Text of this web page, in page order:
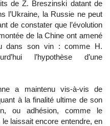
de Z. Breszinski datant de
l’Ukraine, la Russie ne peut
de constater que l’évolution
de la Chine ont amené
dans son vin : comme H.
l’hypothèse d’une
a maintenu vis-à-vis de
à la finalité ultime de son
ou adhésion, comme le
laissait encore entendre, en